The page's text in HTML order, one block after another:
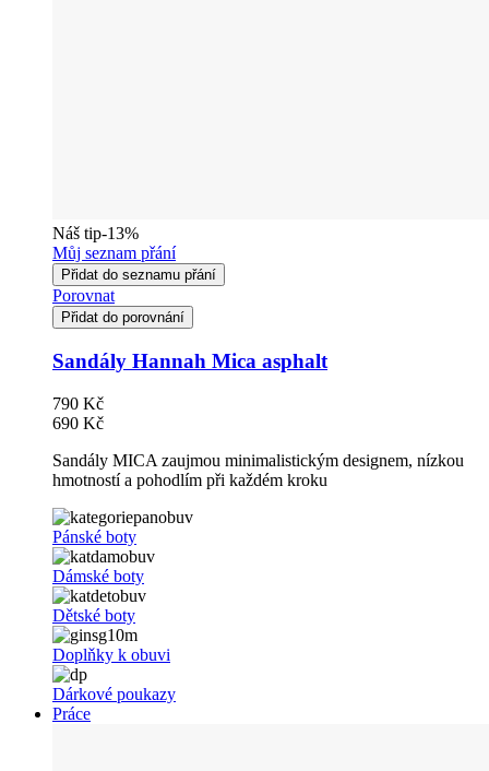
Náš tip-13%
Můj seznam přání
Přidat do seznamu přání
Porovnat
Přidat do porovnání
Sandály Hannah Mica asphalt
790 Kč
690 Kč
Sandály MICA zaujmou minimalistickým designem, nízkou
hmotností a pohodlím při každém kroku
Pánské boty
Dámské boty
Dětské boty
Doplňky k obuvi
Dárkové poukazy
Práce